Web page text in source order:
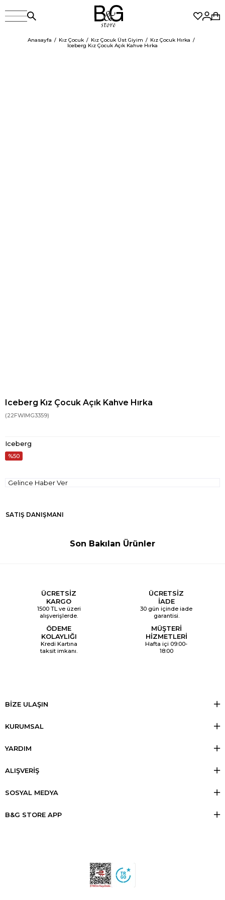
Anasayfa Kız Çocuk Kız Çocuk Üst Giyim
Kız Çocuk Hırka
Iceberg Kız Çocuk Açık Kahve Hırka
Iceberg Kız Çocuk Açık Kahve Hırka
(22FWIMG3359)
Iceberg
50
Gelince Haber Ver
SATIŞ DANIŞMANI
Son Bakılan Ürünler
ÜCRETSİZ
KARGO
1500 TL ve üzeri
alışverişlerde.
ÜCRETSİZ
İADE
30 gün içinde iade
garantisi.
ÖDEME
KOLAYLIĞI
Kredi Kartına
taksit imkanı.
MÜŞTERİ
HİZMETLERİ
Hafta içi 09:00-
18:00
BİZE ULAŞIN
KURUMSAL
YARDIM
ALIŞVERİŞ
SOSYAL MEDYA
B&G STORE APP